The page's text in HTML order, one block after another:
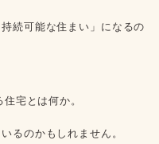
続可能な住まい」になるの
宅とは何か。
るのかもしれません。